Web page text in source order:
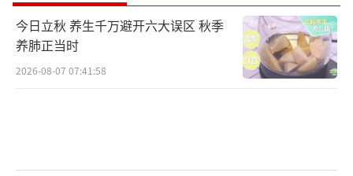
今日立秋 养生千万避开六大误区 秋季
养肺正当时
2026-08-07 07:41:58